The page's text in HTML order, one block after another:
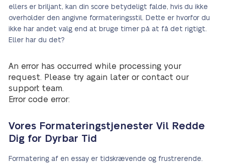
ellers er briljant, kan din score betydeligt falde, hvis du ikke
overholder den angivne formateringsstil. Dette er hvorfor du
ikke har andet valg end at bruge timer på at få det rigtigt.
Eller har du det?
An error has occurred while processing your
request. Please try again later or contact our
support team.
Error code error:
Vores Formateringstjenester Vil Redde
Dig for Dyrbar Tid
Formatering af en essay er tidskrævende og frustrerende.